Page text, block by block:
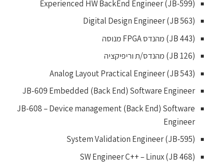
Experienced HW BackEnd Engineer (JB-599)
Digital Design Engineer (JB 563)
(JB 443) מהנדס FPGA מנוסה
(JB 126) מהנדס/ת וריפיקציה
Analog Layout Practical Engineer (JB 543)
JB-609 Embedded (Back End) Software Engineer
JB-608 – Device management (Back End) Software
Engineer
System Validation Engineer (JB-595)
SW Engineer C++ – Linux (JB 468)